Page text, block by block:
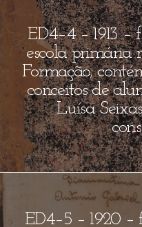
ED4–4 – 1913 –
escola primária
Formação;
conceitos de
Luísa
ED4–5 – 1920 –